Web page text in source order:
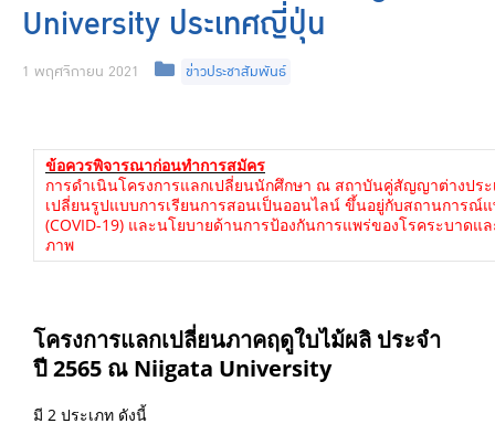
University ประเทศญี่ปุ่น
1 พฤศจิกายน 2021 ข่าวประชาสัมพันธ์
ข้อควรพิจารณาก่อนทำการสมัคร
การดำเนินโครงการแลกเปลี่ยนนักศึกษา ณ สถาบันคู่สัญญาต่างประ
เปลี่ยนรูปแบบการเรียนการสอนเป็นออนไลน์ ขึ้นอยู่กับสถานการณ์
(COVID-19) และนโยบายด้านการป้องกันการแพร่ของโรคระบาดแ
ภาพ
โครงการแลกเปลี่ยนภาคฤดูใบไม้ผลิ ประจำ
ปี2565 ณ Niigata University
มี 2 ประเภท ดังนี้